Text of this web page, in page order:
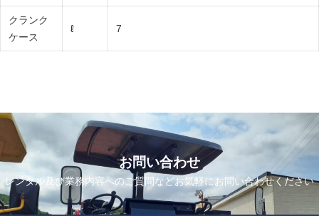
クランク
ケース
ℓ 7
お問い合わせ
レンタル及び業務内容へのご質問などお気軽にお問い合わせください